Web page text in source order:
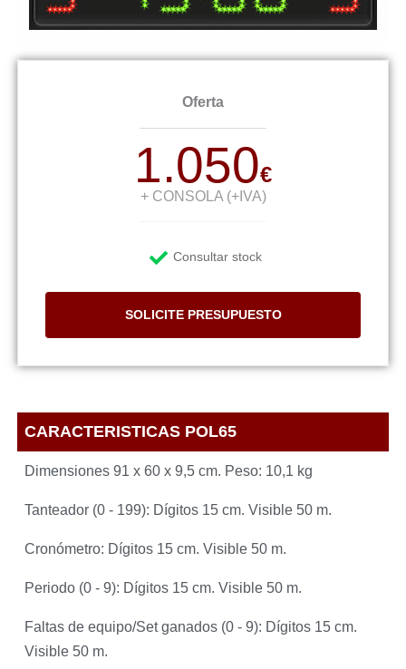
Oferta
1.050€
+ CONSOLA (+IVA)
Consultar stock
SOLICITE PRESUPUESTO
CARACTERISTICAS POL65
Dimensiones 91 x 60 x 9,5 cm. Peso: 10,1 kg
Tanteador (0 - 199): Dígitos 15 cm. Visible 50 m.
Cronómetro: Dígitos 15 cm. Visible 50 m.
Periodo (0 - 9): Dígitos 15 cm. Visible 50 m.
Faltas de equipo/Set ganados (0 - 9): Dígitos 15 cm.
Visible 50 m.